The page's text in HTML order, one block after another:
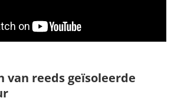
van reeds geïsoleerde